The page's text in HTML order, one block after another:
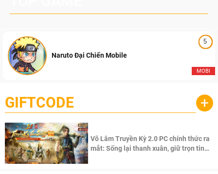
5
MOBI
Naruto Đại Chiến Mobile
GIFTCODE +
Võ Lâm Truyền Kỳ 2.0 PC chính thức ra
mắt: Sống lại thanh xuân, giữ trọn tinh